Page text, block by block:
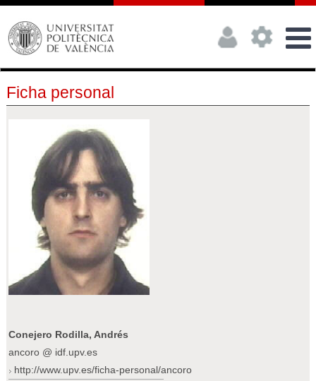
Ficha personal
Conejero Rodilla, Andrés
ancoro @ idf.upv.es
http://www.upv.es/ficha-personal/ancoro